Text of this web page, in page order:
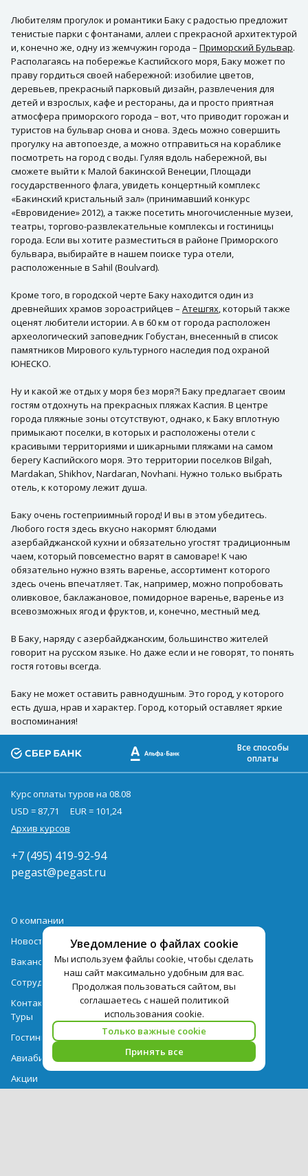
Любителям прогулок и романтики Баку с радостью предложит
тенистые парки с фонтанами, аллеи с прекрасной архитектурой
и, конечно же, одну из жемчужин города – Приморский Бульвар.
Располагаясь на побережье Каспийского моря, Баку может по
праву гордиться своей набережной: изобилие цветов,
деревьев, прекрасный парковый дизайн, развлечения для
детей и взрослых, кафе и рестораны, да и просто приятная
атмосфера приморского города – вот, что приводит горожан и
туристов на бульвар снова и снова. Здесь можно совершить
прогулку на автопоезде, а можно отправиться на кораблике
посмотреть на город с воды. Гуляя вдоль набережной, вы
сможете выйти к Малой бакинской Венеции, Площади
государственного флага, увидеть концертный комплекс
«Бакинский кристальный зал» (принимавший конкурс
«Евровидение» 2012), а также посетить многочисленные музеи,
театры, торгово-развлекательные комплексы и гостиницы
города. Если вы хотите разместиться в районе Приморского
бульвара, выбирайте в нашем поиске тура отели,
расположенные в Sahil (Boulvard).
Кроме того, в городской черте Баку находится один из
древнейших храмов зороастрийцев – Атешгях, который также
оценят любители истории. А в 60 км от города расположен
археологический заповедник Гобустан, внесенный в список
памятников Мирового культурного наследия под охраной
ЮНЕСКО.
Ну и какой же отдых у моря без моря?! Баку предлагает своим
гостям отдохнуть на прекрасных пляжах Каспия. В центре
города пляжные зоны отсутствуют, однако, к Баку вплотную
примыкают поселки, в которых и расположены отели с
красивыми территориями и шикарными пляжами на самом
берегу Каспийского моря. Это территории поселков Bilgah,
Mardakan, Shikhov, Nardaran, Novhani. Нужно только выбрать
отель, к которому лежит душа.
Баку очень гостеприимный город! И вы в этом убедитесь.
Любого гостя здесь вкусно накормят блюдами
азербайджанской кухни и обязательно угостят традиционным
чаем, который повсеместно варят в самоваре! К чаю
обязательно нужно взять варенье, ассортимент которого
здесь очень впечатляет. Так, например, можно попробовать
оливковое, баклажановое, помидорное варенье, варенье из
всевозможных ягод и фруктов, и, конечно, местный мед.
В Баку, наряду с азербайджанским, большинство жителей
говорит на русском языке. Но даже если и не говорят, то понять
гостя готовы всегда.
Баку не может оставить равнодушным. Это город, у которого
есть душа, нрав и характер. Город, который оставляет яркие
воспоминания!
Уведомление о файлах cookie
Мы используем файлы cookie, чтобы сделать
наш сайт максимально удобным для вас.
Продолжая пользоваться сайтом, вы
соглашаетесь с нашей политикой
использования cookie.
Только важные cookie
Принять все
Все способы
оплаты
Курс оплаты туров на 08.08
USD = 87,71
EUR = 101,24
Архив курсов
+7 (495) 419-92-94
pegast@pegast.ru
О компании
Новости
Вакансии
Сотрудничество
Контактная информация
Туры
Гостиницы
Авиабилеты
Акции
Выдача документов